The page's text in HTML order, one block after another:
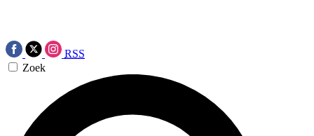
RSS
Zoek